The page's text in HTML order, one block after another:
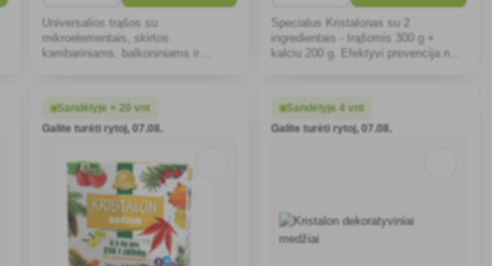
Universalios trąšos su
mikroelementais, skirtos
kambariniams, balkoniniams ir
Specialus Kristalonas su 2
ingredientais - trąšomis 300 g +
kalciu 200 g. Efektyvi prevencija nuo
Sandėlyje > 20 vnt
Galite turėti rytoj, 07.08.
Sandėlyje 4 vnt
Galite turėti rytoj, 07.08.